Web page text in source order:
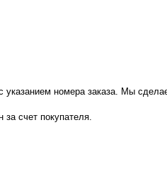
указанием номера заказа. Мы
счет покупателя.